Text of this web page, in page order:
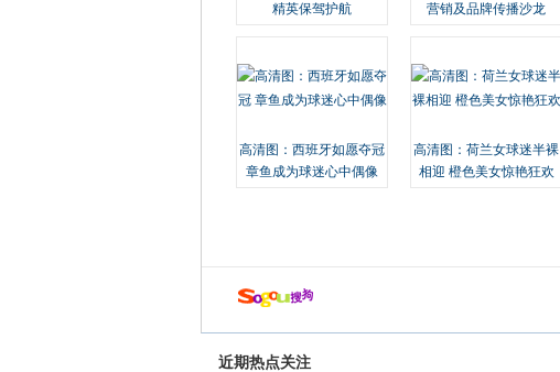
精英保驾护航
营销及品牌传播沙龙
高清图：西班牙如愿夺冠
章鱼成为球迷心中偶像
高清图：荷兰女球迷半裸
相迎 橙色美女惊艳狂欢
近期热点关注